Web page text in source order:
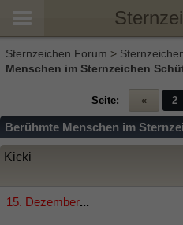
Sternzeichen Forum >
Menschen im Sternzeichen
Seite: « 2
Berühmte Menschen im
Kicki
15. Dezember...